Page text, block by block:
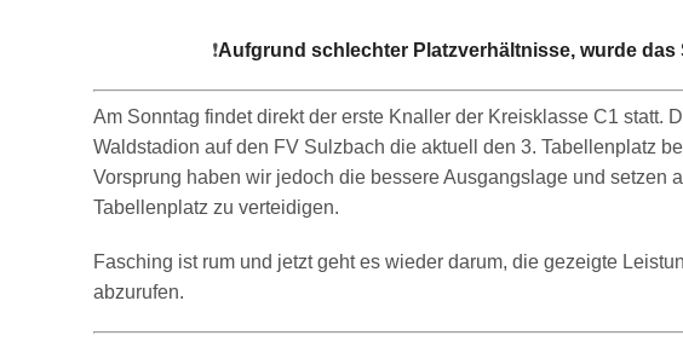
❗️Aufgrund schlechter Platzverhältnisse, wurde das
Am Sonntag findet direkt der erste Knaller der Kreisklasse C1 statt.
Waldstadion auf den FV Sulzbach die aktuell den 3. Tabellenplatz
Vorsprung haben wir jedoch die bessere Ausgangslage und setzen
Tabellenplatz zu verteidigen.
Fasching ist rum und jetzt geht es wieder darum, die gezeigte
abzurufen.